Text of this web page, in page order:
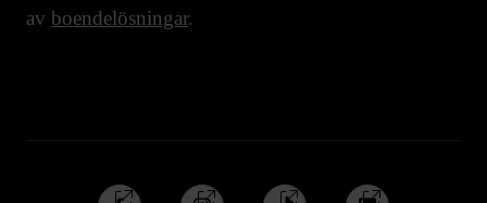
av boendelösningar.
Följ Följ Följ Följ